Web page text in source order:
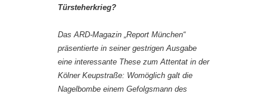
Türsteherkrieg?
Das ARD-Magazin „Report München“
präsentierte in seiner gestrigen Ausgabe
eine interessante These zum Attentat in der
Kölner Keupstraße: Womöglich galt die
Nagelbombe einem Gefolgsmann des